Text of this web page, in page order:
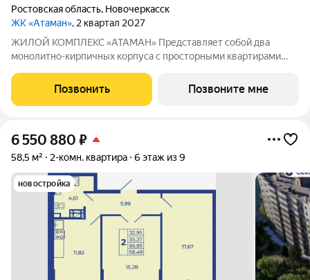
Ростовская область, Новочеркасск
ЖК «Атаман», 2 квартал 2027
ЖИЛОЙ КОМПЛЕКС «АТАМАН» Представляет собой два
монолитно-кирпичных корпуса с просторными квартирами
территории организовано озеленение, детские и спортивные
площадки с зонами для отдыха. Рядом
Позвонить Позвоните мне
6 550 880 ₽
58,5 м² 2-комн. квартира 6 этаж из 9
новостройка